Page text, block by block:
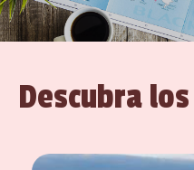
Descubra